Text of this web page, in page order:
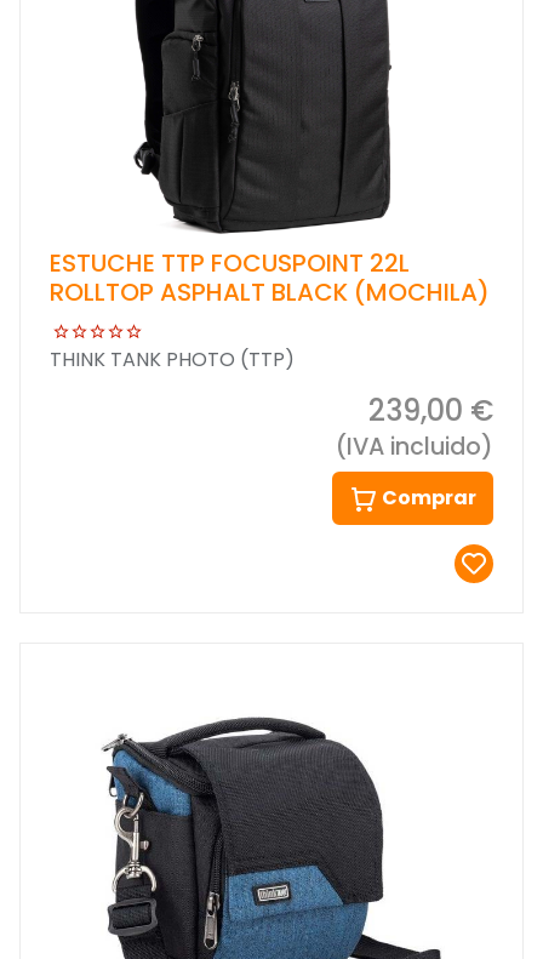
ESTUCHE TTP FOCUSPOINT 22L
ROLLTOP ASPHALT BLACK (MOCHILA)
THINK TANK PHOTO (TTP)
239,00 €
(IVA incluido)
Comprar